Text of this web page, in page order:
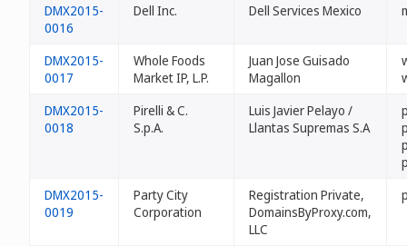
DMX2015-
0016
Dell Inc. Dell Services Mexico
DMX2015-
0017
Whole Foods
Market IP, L.P.
Juan Jose Guisado
Magallon
DMX2015-
0018
Pirelli & C.
S.p.A.
Luis Javier Pelayo /
Llantas Supremas S.A
DMX2015-
0019
Party City
Corporation
Registration Private,
DomainsByProxy.com,
LLC